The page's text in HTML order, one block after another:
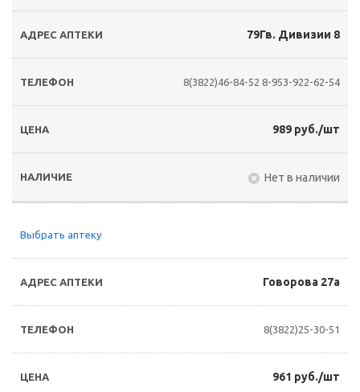
79Гв. Дивизии 8
8(3822)46-84-52 8-953-922-62-54
989 руб./шт
Нет в наличии
Выбрать аптеку
Говорова 27а
8(3822)25-30-51
961 руб./шт